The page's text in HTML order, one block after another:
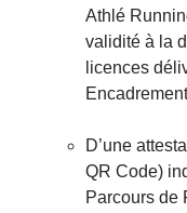
Athlé
validité à la
licences
D’une
QR Code)
Parcours de